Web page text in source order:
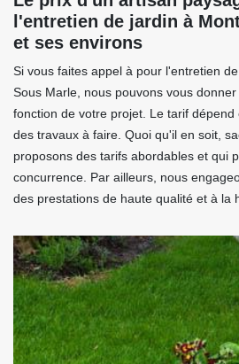
l'entretien de jardin à
et ses environs
Si vous faites appel à pour l'entretien
Sous Marle, nous pouvons vous
fonction de votre projet. Le tarif
des travaux à faire. Quoi qu'il en soit,
proposons des tarifs abordables et qui
concurrence. Par ailleurs, nous
des prestations de haute qualité et à la